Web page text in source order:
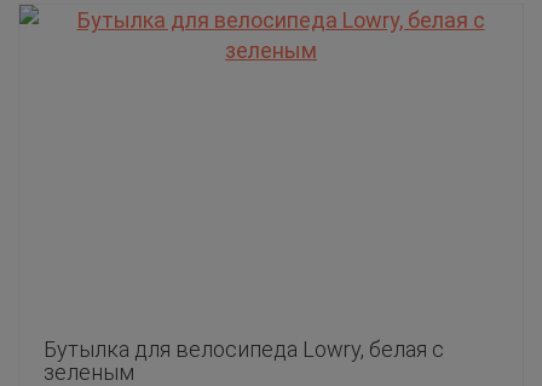
Бутылка для велосипеда Lowry, белая с
зеленым